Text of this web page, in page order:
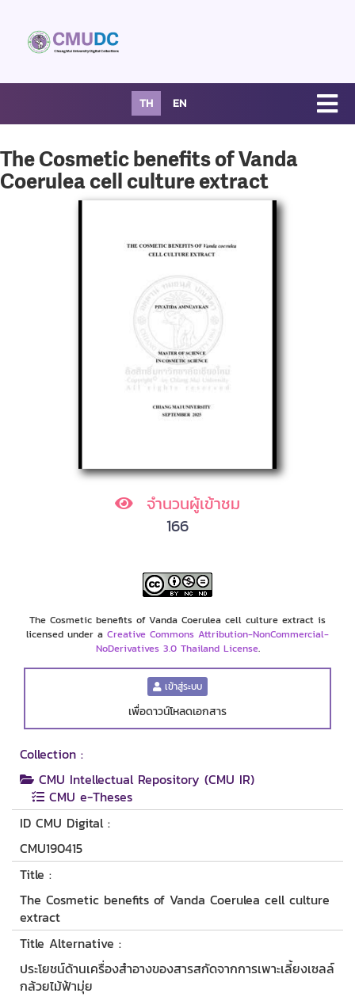
TH EN
The Cosmetic benefits of Vanda
Coerulea cell culture extract
จำนวนผู้เข้าชม
166
The Cosmetic benefits of Vanda Coerulea cell culture extract is
licensed under a Creative Commons Attribution-NonCommercial-
NoDerivatives 3.0 Thailand License.
เข้าสู่ระบบ
เพื่อดาวน์โหลดเอกสาร
Collection :
CMU Intellectual Repository (CMU IR)
CMU e-Theses
ID CMU Digital :
CMU190415
Title :
The Cosmetic benefits of Vanda Coerulea cell culture
extract
Title Alternative :
ประโยชน์ด้านเครื่องสำอางของสารสกัดจากการเพาะเลี้ยงเซลล์
กล้วยไม้ฟ้ามุ่ย